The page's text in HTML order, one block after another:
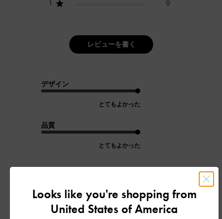
1
0
レビューを書く
デザイン
とてもよかった
品質
とてもよかった
フィルター
Looks like you're shopping from
United States of America